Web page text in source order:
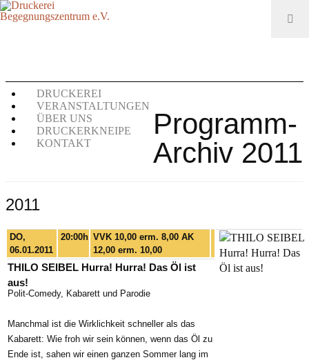
DRUCKEREI
VERANSTALTUNGEN
ÜBER UNS
DRUCKERKNEIPE
KONTAKT
Programm-
Archiv 2011
2011
DO,
06.01.2011
20:00h VVK 10,00 erm. 8,00 AK
12,00 erm. 10,00
THILO SEIBEL Hurra! Hurra! Das Öl ist
aus!
Polit-Comedy, Kabarett und Parodie
Manchmal ist die Wirklichkeit schneller als das
Kabarett: Wie froh wir sein können, wenn das Öl zu
Ende ist, sahen wir einen ganzen Sommer lang im